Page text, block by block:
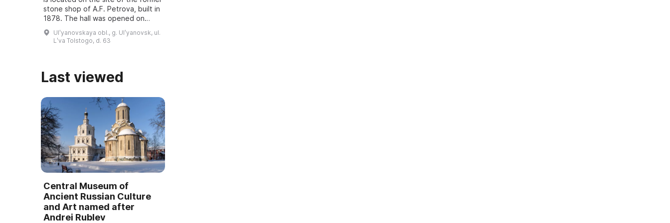
stone shop of A.F. Petrova, built in
1878. The hall was opened on
March 6, 2001, and underwent
reconstruction and modernization
Ulʹyanovskaya obl., g. Ulʹyanovsk, ul.
Lʹva Tolstogo, d. 63
Last viewed
Central Museum of
Ancient Russian Culture
and Art named after
Andrei Rublev